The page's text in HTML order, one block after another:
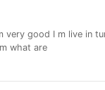
very good I m live in
what are